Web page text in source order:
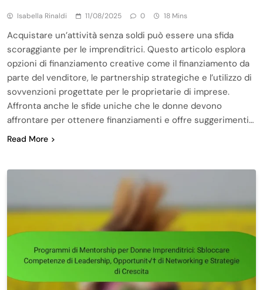
Isabella Rinaldi 11/08/2025 0 18 Mins
Acquistare un’attività senza soldi può essere una sfida
scoraggiante per le imprenditrici. Questo articolo esplora
opzioni di finanziamento creative come il finanziamento da
parte del venditore, le partnership strategiche e l’utilizzo di
sovvenzioni progettate per le proprietarie di imprese.
Affronta anche le sfide uniche che le donne devono
affrontare per ottenere finanziamenti e offre suggerimenti…
Read More